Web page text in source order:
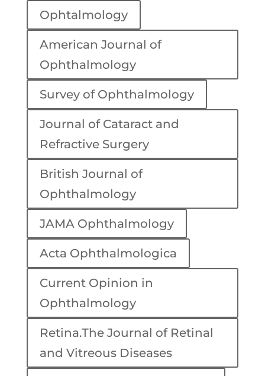
Ophtalmology
American Journal of
Ophthalmology
Survey of Ophthalmology
Journal of Cataract and
Refractive Surgery
British Journal of
Ophthalmology
JAMA Ophthalmology
Acta Ophthalmologica
Current Opinion in
Ophthalmology
Retina.The Journal of Retinal
and Vitreous Diseases